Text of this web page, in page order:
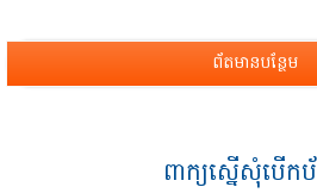
ព័តមានបន្ថែម
ពាក្យស្នើសុំបើក